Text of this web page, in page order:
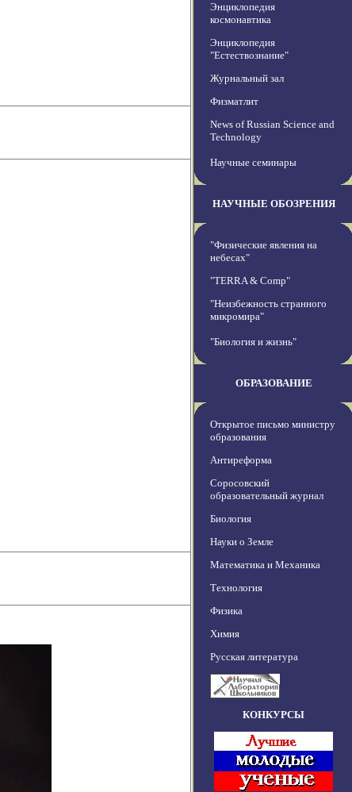
Энциклопедия
космонавтика
Энциклопедия
"Естествознание"
Журнальный зал
Физматлит
News of Russian Science and
Technology
Научные семинары
НАУЧНЫЕ ОБОЗРЕНИЯ
"Физические явления на
небесах"
"TERRA & Comp"
"Неизбежность странного
микромира"
"Биология и жизнь"
ОБРАЗОВАНИЕ
Открытое письмо министру
образования
Антиреформа
Соросовский
образовательный журнал
Биология
Науки о Земле
Математика и Механика
Технология
Физика
Химия
Русская литература
КОНКУРСЫ